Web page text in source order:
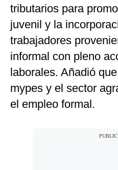
tributarios para
juvenil y la
trabajadores
informal con pleno
laborales. Añadió
mypes y el sector
el empleo formal.